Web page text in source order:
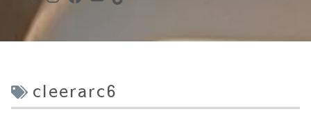
cleerarc6